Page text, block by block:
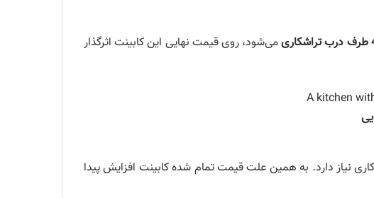
می‌شود، روی قیمت نهایی این کابینت اثرگذار
نیاز دارد. به همین علت قیمت تمام شده کابینت افزایش پیدا